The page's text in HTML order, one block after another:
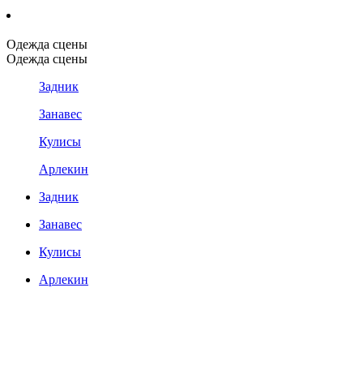
Одежда сцены
Одежда сцены
Задник
Занавес
Кулисы
Арлекин
Задник
Занавес
Кулисы
Арлекин